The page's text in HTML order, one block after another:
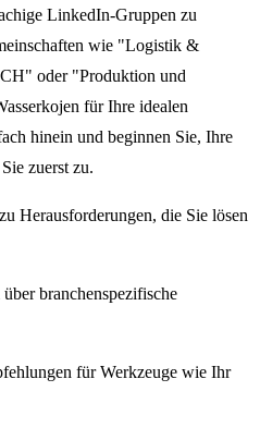
LinkedIn-Gruppen zu
wie "Logistik &
oder "Produktion und
für Ihre idealen
hinein und beginnen Sie, Ihre
zuerst zu.
Herausforderungen, die Sie lösen
branchenspezifische
für Werkzeuge wie Ihr